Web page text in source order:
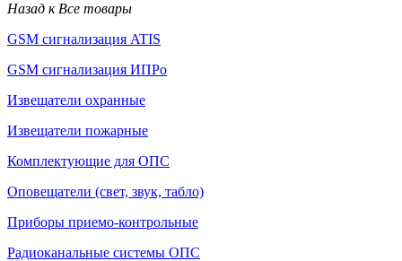
Назад к Все товары
GSM сигнализация ATIS
GSM сигнализация ИПРо
Извещатели охранные
Извещатели пожарные
Комплектующие для ОПС
Оповещатели (свет, звук, табло)
Приборы приемо-контрольные
Радиоканальные системы ОПС